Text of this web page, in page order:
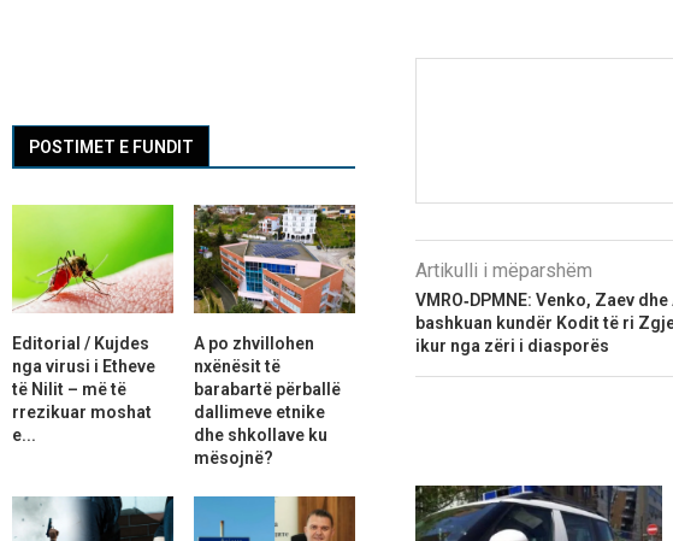
Artikulli i mëparshëm
VMRO‑DPMNE: Venko, Zaev
bashkuan kundër Kodit të ri
ikur nga zëri i diasporës
POSTIMET E FUNDIT
Editorial / Kujdes
nga virusi i Etheve
të Nilit – më të
rrezikuar moshat
e...
A po zhvillohen
nxënësit të
barabartë përballë
dallimeve etnike
dhe shkollave ku
mësojnë?